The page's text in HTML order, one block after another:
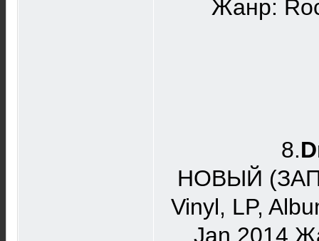
Жанр:
8.
НОВЫЙ
Vinyl, LP,
Jan 2014